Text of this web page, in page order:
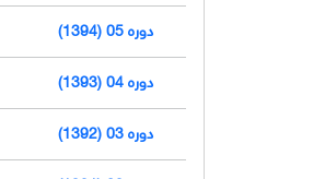
دوره 05 (1394)
دوره 04 (1393)
دوره 03 (1392)